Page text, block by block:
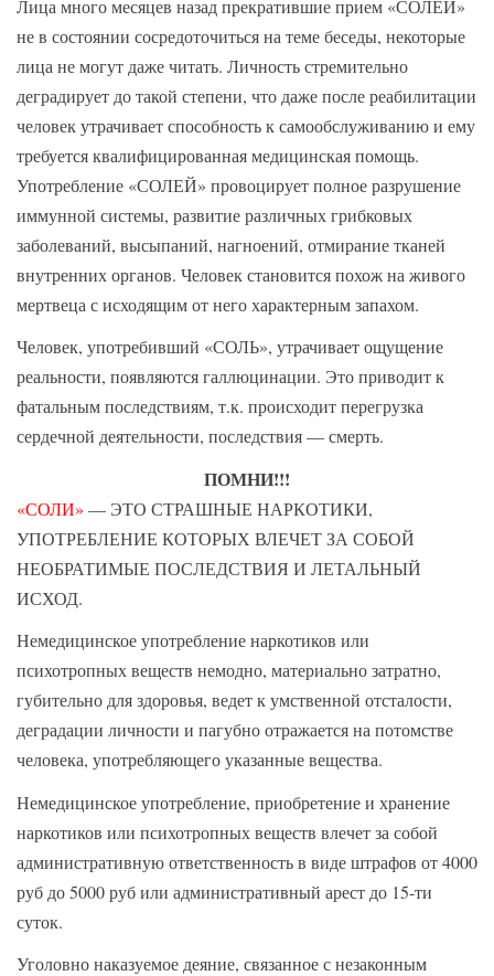
Лица много месяцев назад прекратившие прием «СОЛЕЙ»
не в состоянии сосредоточиться на теме беседы, некоторые
лица не могут даже читать. Личность стремительно
деградирует до такой степени, что даже после реабилитации
человек утрачивает способность к самообслуживанию и ему
требуется квалифицированная медицинская помощь.
Употребление «СОЛЕЙ» провоцирует полное разрушение
иммунной системы, развитие различных грибковых
заболеваний, высыпаний, нагноений, отмирание тканей
внутренних органов. Человек становится похож на живого
мертвеца с исходящим от него характерным запахом.
Человек, употребивший «СОЛЬ», утрачивает ощущение
реальности, появляются галлюцинации. Это приводит к
фатальным последствиям, т.к. происходит перегрузка
сердечной деятельности, последствия — смерть.
ПОМНИ!!!
«СОЛИ» — ЭТО СТРАШНЫЕ НАРКОТИКИ,
УПОТРЕБЛЕНИЕ КОТОРЫХ ВЛЕЧЕТ ЗА СОБОЙ
НЕОБРАТИМЫЕ ПОСЛЕДСТВИЯ И ЛЕТАЛЬНЫЙ
ИСХОД.
Немедицинское употребление наркотиков или
психотропных веществ немодно, материально затратно,
губительно для здоровья, ведет к умственной отсталости,
деградации личности и пагубно отражается на потомстве
человека, употребляющего указанные вещества.
Немедицинское употребление, приобретение и хранение
наркотиков или психотропных веществ влечет за собой
административную ответственность в виде штрафов от 4000
руб до 5000 руб или административный арест до 15-ти
суток.
Уголовно наказуемое деяние, связанное с незаконным